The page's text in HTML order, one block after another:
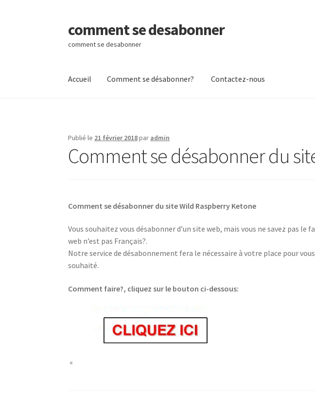
Aller
à
la
Aller
au
contenu
comment se desabonner
comment se desabonner
Accueil Comment se désabonner? Contactez-nous
Publié le 21 février 2018par admin
Comment se désabonner du
Comment se désabonner du site Wild Raspberry Ketone
Vous souhaitez vous désabonner d’un site web, mais vous ne savez pas le
web n’est pas Français?.
Notre service de désabonnement fera le nécessaire à votre place pour
souhaité.
Comment faire?, cliquez sur le bouton ci-dessous:
«